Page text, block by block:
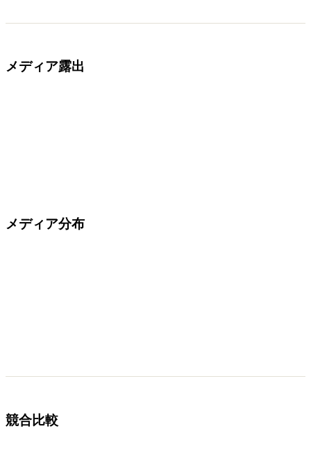
メディア露出
メディア分布
競合比較